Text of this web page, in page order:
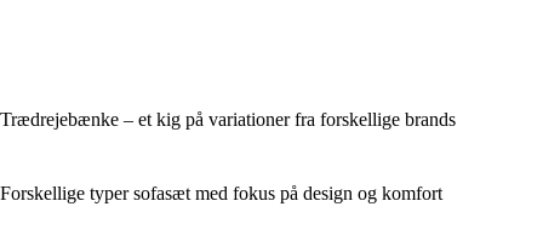
Trædrejebænke – et kig på variationer fra forskellige brands
Forskellige typer sofasæt med fokus på design og komfort